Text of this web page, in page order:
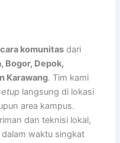
komunitas dari
Bogor, Depok,
Karawang. Tim kami
langsung di lokasi
area kampus.
dan teknisi lokal,
waktu singkat